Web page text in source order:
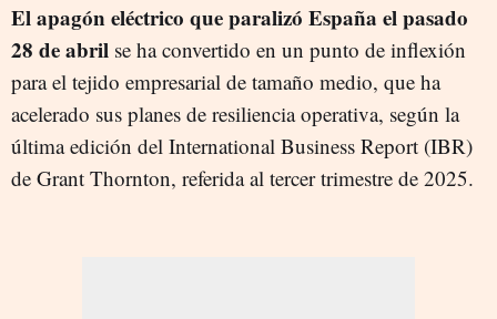
El apagón eléctrico que paralizó España el pasado
28 de abril se ha convertido en un punto de inflexión
para el tejido empresarial de tamaño medio, que ha
acelerado sus planes de resiliencia operativa, según la
última edición del International Business Report (IBR)
de Grant Thornton, referida al tercer trimestre de 2025.